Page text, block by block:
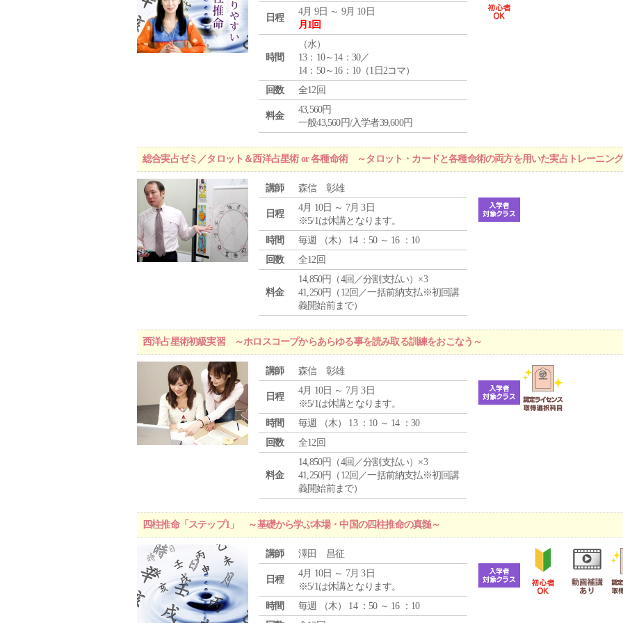
日程
4月 9日 ～ 9月 10日
月1回
時間
（水）
13：10～14：30／
14：50～16：10（1日2コマ）
回数
全12回
料金
43,560円
一般43,560円/入学者39,600円
総合実占ゼミ／タロット＆西洋占星術 or 各種命術 ～タロット・カードと各種命術の両方を用いた実占トレーニン
講師 森信 彰雄
日程
4月 10日 ～ 7月 3日
※5/1は休講となります。
時間
毎週 （木） 14 ：50 ～ 16 ：10
回数
全12回
料金
14,850円（4回／分割支払い）×3
41,250円（12回／一括前納支払※初回講
義開始前まで）
西洋占星術初級実習 ～ホロスコープからあらゆる事を読み取る訓練をおこなう～
講師 森信 彰雄
日程
4月 10日 ～ 7月 3日
※5/1は休講となります。
時間
毎週 （木） 13 ：10 ～ 14 ：30
回数
全12回
料金
14,850円（4回／分割支払い）×3
41,250円（12回／一括前納支払※初回講
義開始前まで）
四柱推命「ステップ1」 ～基礎から学ぶ本場・中国の四柱推命の真髄～
講師 澤田 昌征
日程
4月 10日 ～ 7月 3日
※5/1は休講となります。
時間
毎週 （木） 14 ：50 ～ 16 ：10